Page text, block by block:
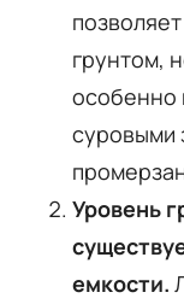
грунтом,
особенно
суровыми
Уровень
емкости.